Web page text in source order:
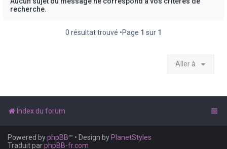
recherche.
0 résultat trouvé •Page 1 sur 1
Aller à
Index du forum
Powered byphpBB™ • Design by PlanetStyles
Traduit parphpBB-fr.com